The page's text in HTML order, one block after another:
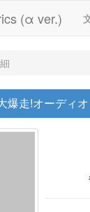
(α ver.)
爆走!オーディ